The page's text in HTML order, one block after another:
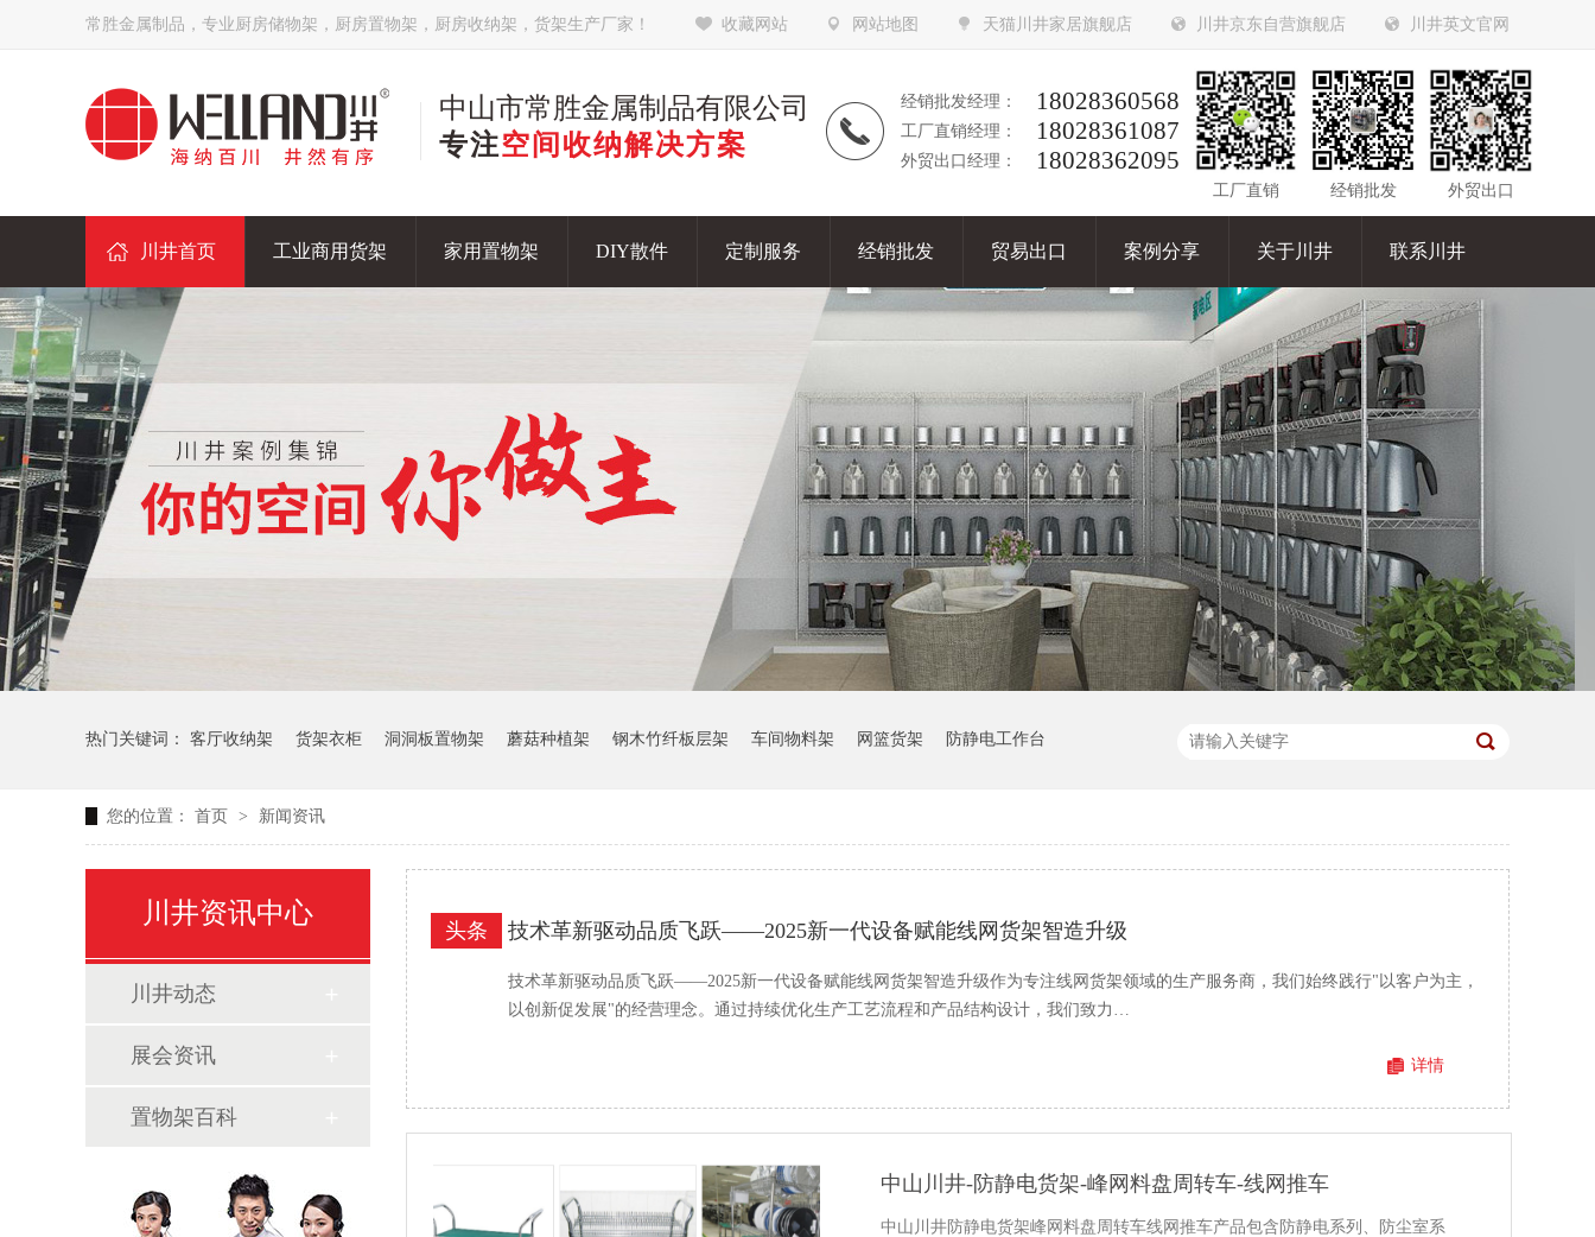
收藏网站 网站地图 天猫川井家居旗舰店 川井京东自营旗舰店 川井英文官网
常胜金属制品，专业厨房储物架，厨房置物架，厨房收纳架，货架生产厂家！
经销批发经理： 18028360568
工厂直销经理： 18028361087
外贸出口经理： 18028362095
中山市常胜金属制品有限公司
专注空间收纳解决方案
工厂直销 经销批发 外贸出口
川井首页 工业商用货架 家用置物架 DIY散件 定制服务 经销批发 贸易出口 案例分享 关于川井 联系川井
热门关键词： 客厅收纳架 货架衣柜 洞洞板置物架 蘑菇种植架 钢木竹纤板层架 车间物料架 网篮货架 防静电工作台
您的位置： 首页 > 新闻资讯
川井资讯中心
川井动态
展会资讯
置物架百科
技术革新驱动品质飞跃——2025新一代设备赋能线网货架智造升级
头条
技术革新驱动品质飞跃——2025新一代设备赋能线网货架智造升级作为专注线网货架领域的生产服务商，我们始终践行"以客户为主，
以创新促发展"的经营理念。通过持续优化生产工艺流程和产品结构设计，我们致力…
详情
中山川井-防静电货架-峰网料盘周转车-线网推车
中山川井防静电货架峰网料盘周转车线网推车产品包含防静电系列、防尘室系